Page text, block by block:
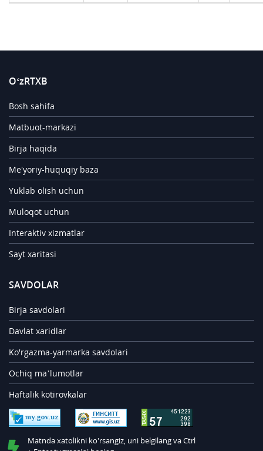
O‘zRTXB
Bosh sahifa
Matbuot-markazi
Birja haqida
Me'yoriy-huquqiy baza
Yuklab olish uchun
Muloqot uchun
Interaktiv xizmatlar
Sayt xaritasi
SAVDOLAR
Birja savdolari
Davlat xaridlar
Ko'rgazma-yarmarka savdolari
Ochiq ma’lumotlar
Haftalik kotirovkalar
Matnda xatolikni ko'rsangiz, uni belgilang va Ctrl